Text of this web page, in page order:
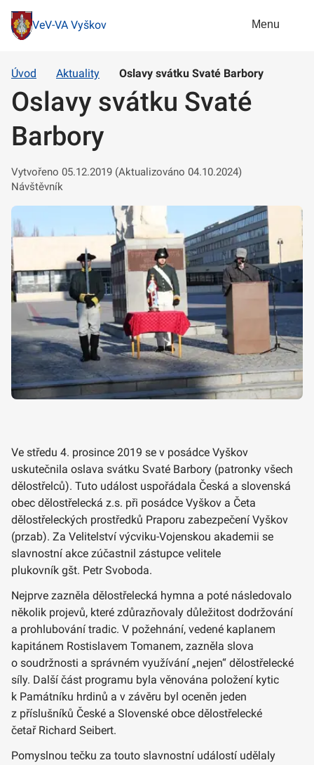
VeV-VA Vyškov Menu
Úvod Aktuality Oslavy svátku Svaté Barbory
Oslavy svátku Svaté
Barbory
Vytvořeno 05.12.2019 (Aktualizováno 04.10.2024)
Návštěvník
Ve středu 4. prosince 2019 se v posádce Vyškov
uskutečnila oslava svátku Svaté Barbory (patronky všech
dělostřelců). Tuto událost uspořádala Česká a slovenská
obec dělostřelecká z.s. při posádce Vyškov a Četa
dělostřeleckých prostředků Praporu zabezpečení Vyškov
(przab). Za Velitelství výcviku-Vojenskou akademii se
slavnostní akce zúčastnil zástupce velitele
plukovník gšt. Petr Svoboda.
Nejprve zazněla dělostřelecká hymna a poté následovalo
několik projevů, které zdůrazňovaly důležitost dodržování
a prohlubování tradic. V požehnání, vedené kaplanem
kapitánem Rostislavem Tomanem, zazněla slova
o soudržnosti a správném využívání „nejen“ dělostřelecké
síly. Další část programu byla věnována položení kytic
k Památníku hrdinů a v závěru byl oceněn jeden
z příslušníků České a Slovenské obce dělostřelecké
četař Richard Seibert.
Pomyslnou tečku za touto slavnostní událostí udělaly